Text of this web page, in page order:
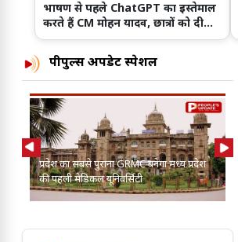
भाषण से पहले ChatGPT का इस्तेमाल
करते हैं CM मोहन यादव, छात्रों को दी
खास सलाह!
पीपुल्स अपडेट स्पेशल
प्रदेश का सबसे पुराना GRMC बनेगा मध्य प्रदेश
की पहली मेडिकल यूनिवर्सिटी